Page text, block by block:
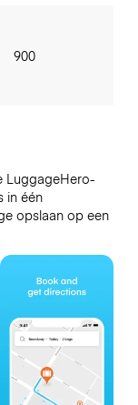
900
LuggageHero-
in één
opslaan op een